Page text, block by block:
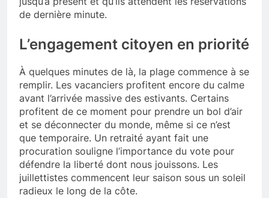
de dernière minute.
L’engagement citoyen en priorité
À quelques minutes de là, la plage commence à se
remplir. Les vacanciers profitent encore du calme
avant l’arrivée massive des estivants. Certains
profitent de ce moment pour prendre un bol d’air
et se déconnecter du monde, même si ce n’est
que temporaire. Un retraité ayant fait une
procuration souligne l’importance du vote pour
défendre la liberté dont nous jouissons. Les
juillettistes commencent leur saison sous un soleil
radieux le long de la côte.